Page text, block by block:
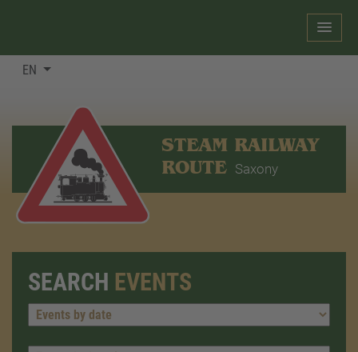
EN
STEAM RAILWAY
ROUTE Saxony
SEARCH EVENTS